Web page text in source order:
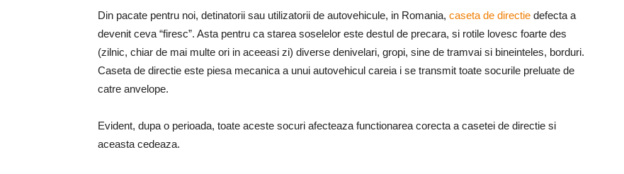
Din pacate pentru noi, detinatorii sau utilizatorii de autovehicule, in Romania, caseta de directie defecta a
devenit ceva “firesc”. Asta pentru ca starea soselelor este destul de precara, si rotile lovesc foarte des
(zilnic, chiar de mai multe ori in aceeasi zi) diverse denivelari, gropi, sine de tramvai si bineinteles, borduri.
Caseta de directie este piesa mecanica a unui autovehicul careia i se transmit toate socurile preluate de
catre anvelope.
Evident, dupa o perioada, toate aceste socuri afecteaza functionarea corecta a casetei de directie si
aceasta cedeaza.